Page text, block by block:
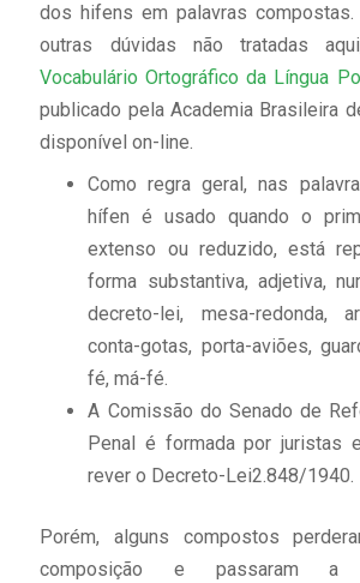
dos hifens em palavras compostas.
outras dúvidas não tratadas
Vocabulário Ortográfico da Língua
publicado pela Academia Brasileira
disponível on-line.
Como regra geral, nas
hífen é usado quando o
extenso ou reduzido, está
forma substantiva, adjetiva,
decreto-lei, mesa-redonda,
conta-gotas, porta-aviões,
fé, má-fé.
A Comissão do Senado de
Penal é formada por juristas
rever o Decreto-Lei2.848/1940.
Porém, alguns compostos
composição e passaram a